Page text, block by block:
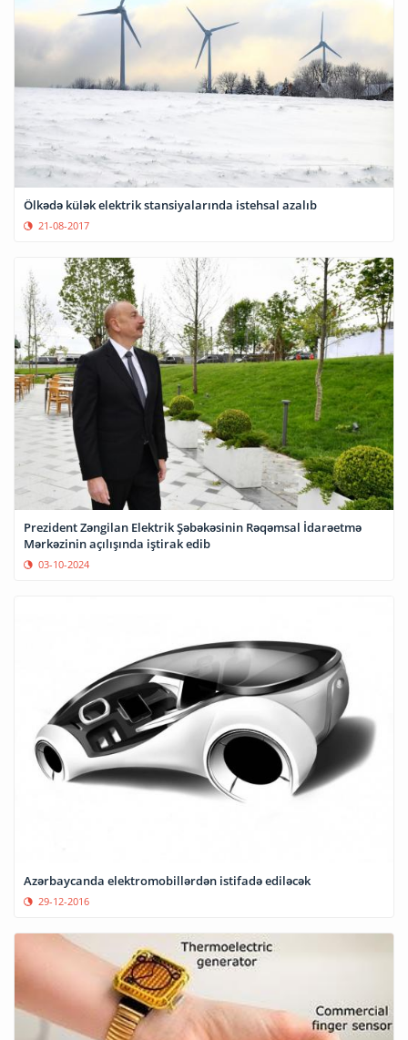
Ölkədə külək elektrik stansiyalarında istehsal azalıb
21-08-2017
Prezident Zəngilan Elektrik Şəbəkəsinin Rəqəmsal İdarəetmə
Mərkəzinin açılışında iştirak edib
03-10-2024
Azərbaycanda elektromobillərdən istifadə ediləcək
29-12-2016